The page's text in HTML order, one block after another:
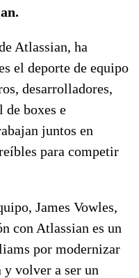
Atlassian, ha
el deporte de equipo
desarrolladores,
de boxes e
juntos en
para competir
James Vowles,
con Atlassian es un
por modernizar
volver a ser un